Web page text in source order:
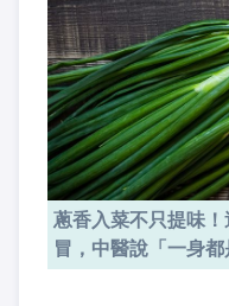
蔥香入菜不只提味
冒，中醫說「一身都